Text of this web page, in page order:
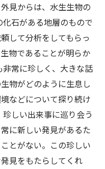
見からは、水生生物の
石がある地層のもので
して分析をしてもらっ
物であることが明らか
常に珍しく、大きな話
物がどのように生息し
などについて探り続け
しい出来事に巡り会う
に新しい発見があるた
とがない。この珍しい
見をもたらしてくれ